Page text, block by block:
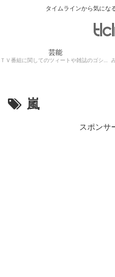
タイムラインから気にな
芸能
ＴＶ番組に関してのツィートや雑誌のゴシップ記事、芸能人目撃情報・ロケ現場遭遇・・・
嵐
スポンサ